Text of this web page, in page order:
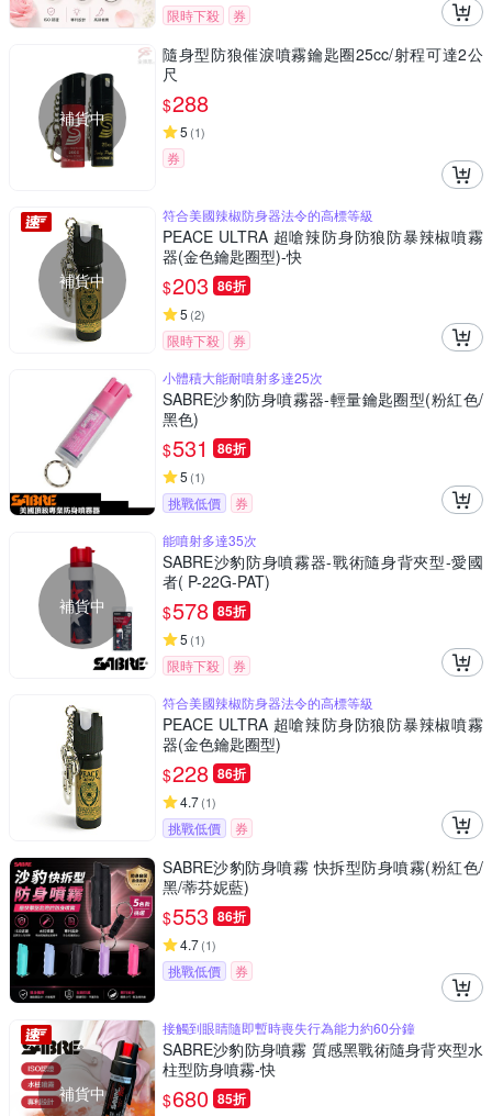
限時下殺 券
補貨中
隨身型防狼催淚噴霧鑰匙圈25cc/射程可達2公
尺
$288
5 (1)
券
補貨中
符合美國辣椒防身器法令的高標等級
PEACE ULTRA 超嗆辣防身防狼防暴辣椒噴霧
器(金色鑰匙圈型)-快
$203 86折
5 (2)
限時下殺
券
小體積大能耐噴射多達25次
SABRE沙豹防身噴霧器-輕量鑰匙圈型(粉紅色/
黑色)
$531 86折
5 (1)
挑戰低價 券
補貨中
能噴射多達35次
SABRE沙豹防身噴霧器-戰術隨身背夾型-愛國
者( P-22G-PAT)
$578 85折
5 (1)
限時下殺
券
符合美國辣椒防身器法令的高標等級
PEACE ULTRA 超嗆辣防身防狼防暴辣椒噴霧
器(金色鑰匙圈型)
$228 86折
4.7(1)
挑戰低價 券
SABRE沙豹防身噴霧 快拆型防身噴霧(粉紅色/
黑/蒂芬妮藍)
$553 86折
4.7(1)
挑戰低價 券
補貨中
接觸到眼睛隨即暫時喪失行為能力約60分鐘
SABRE沙豹防身噴霧 質感黑戰術隨身背夾型水
柱型防身噴霧-快
$680 85折